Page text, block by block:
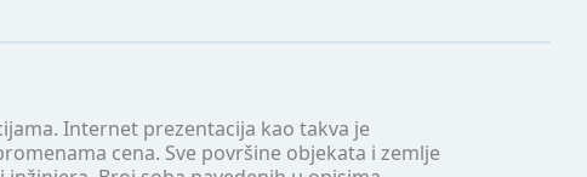
Internet prezentacija kao takva je
cena. Sve površine objekata i zemlje